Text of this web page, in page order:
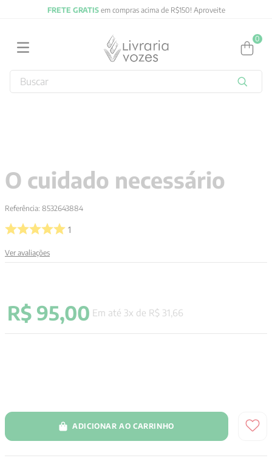
FRETE GRATISem compras acima de R$150! Aproveite
0
Buscar
O cuidado necessário
Referência: 8532643884
1
Ver avaliações
R$ 95,00 Em até 3x de R$ 31 66
ADICIONAR AO CARRINHO
4º
5 pré venda
6º byung chul han
10 anselm grun